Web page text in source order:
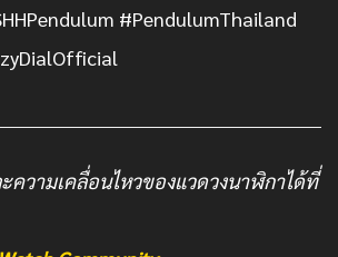
#PendulumThailand
ความเคลื่อนไหวของแวดวงนาฬิกาได้ที่